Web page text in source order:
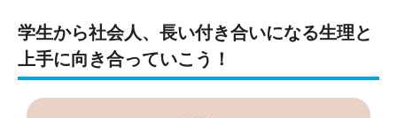
学生から社会人、長い付き合いになる生理と
上手に向き合っていこう！